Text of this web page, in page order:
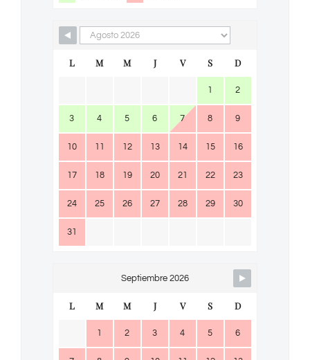
L M M J V S D
1 2
3 4 5 6 7 8 9
10 11 12 13 14 15 16
17 18 19 20 21 22 23
24 25 26 27 28 29 30
31
Septiembre 2026
L M M J V S D
1 2 3 4 5 6